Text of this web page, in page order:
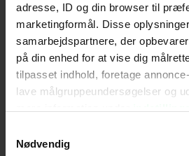
adresse, ID og din browser til
marketingformål. Disse
samarbejdspartnere, der
på din enhed for at vise dig
tilpasset indhold, foretage
lave målgruppeundersøgelser og
tilbage eller ændre indstillinger fra
Nødvendig
Mest læste nyheder